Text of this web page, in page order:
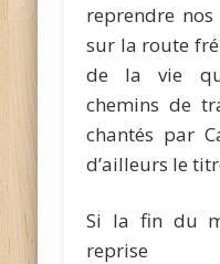
reprendre
sur la route
de la vie
chemins de
chantés par
d’ailleurs le
Si la fin du
reprise